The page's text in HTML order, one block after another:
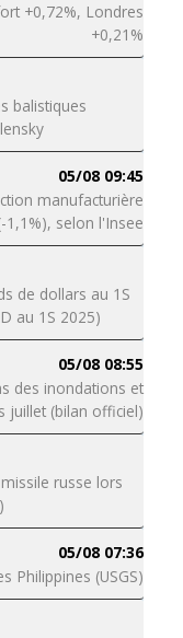
+0,72%, Londres
+0,21%
balistiques
05/08 09:45
manufacturière
1,1%), selon l'Insee
de dollars au 1S
au 1S 2025)
05/08 08:55
des inondations et
juillet (bilan officiel)
russe lors
05/08 07:36
Philippines (USGS)